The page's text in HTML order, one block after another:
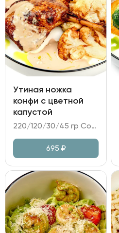
Утиная ножка
конфи с цветной
капустой
220/120/30/45 гр Состав: - утиная ножка конфи; - капуста цветная; - чатни из сливы; - соус перечный; микрозелень.
695 ₽